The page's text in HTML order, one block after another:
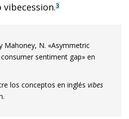
3
Mahoney, N. «Asymmetric
sentiment gap» en
los conceptos en inglés vibes